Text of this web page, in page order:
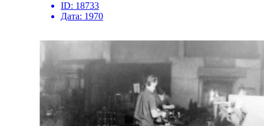
ID: 18733
Дата: 1970